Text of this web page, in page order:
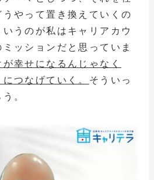
やって置き換えていくの
うのが私はキャリアカウ
ッションだと思っていま
幸せになるんじゃなく
つなげていく。 そういっ
。